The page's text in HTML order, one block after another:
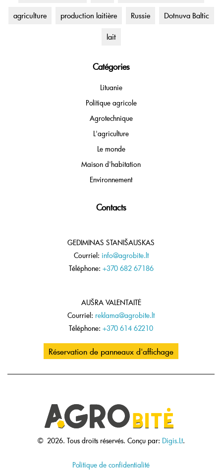
agriculture production laitière Russie Dotnuva Baltic
lait
Catégories
Lituanie
Politique agricole
Agrotechnique
L'agriculture
Le monde
Maison d'habitation
Environnement
Contacts
GEDIMINAS STANIŠAUSKAS
Courriel: info@agrobite.lt
Téléphone: +370 682 67186
AUŠRA VALENTAITĖ
Courriel: reklama@agrobite.lt
Téléphone: +370 614 62210
Réservation de panneaux d'affichage
© 2026. Tous droits réservés. Conçu par: Digis.Lt.
Politique de confidentialité